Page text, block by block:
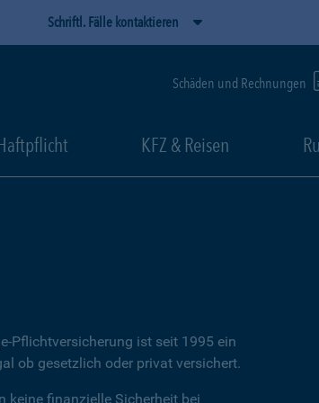
Schriftl. Fälle kontaktieren
Schäden und Rechnungen
KFZ & Reisen
Pflichtversicherung ist seit 1995 ein
ob gesetzlich oder privat versichert.
keine finanzielle Sicherheit bei